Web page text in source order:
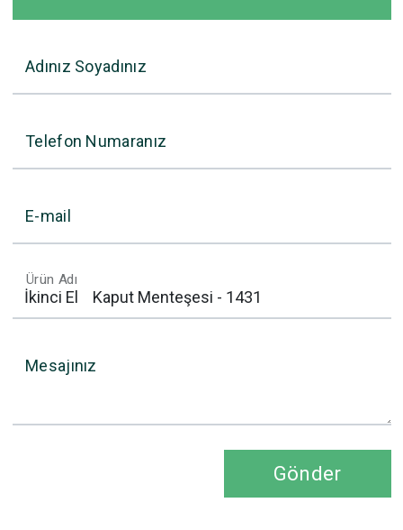
Adınız Soyadınız
Telefon Numaranız
E-mail
Ürün Adı
Mesajınız
Gönder